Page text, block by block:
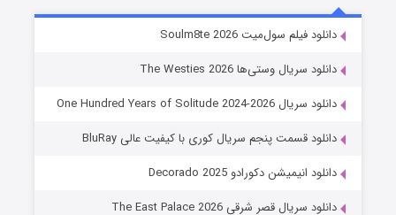
خاندان اژدها فصل ۳دانلود فیلم سول‌میت Soulm8te 2026
دانلود سریال وستی‌ها The Westies 2026
دانلود سریال One Hundred Years of Solitude 2024-2026
دانلود قسمت پنجم سریال کوری با کیفیت عالی BluRay
دانلود انیمیشن دکورادو Decorado 2025
دانلود سریال قصر شرقی The East Palace 2026